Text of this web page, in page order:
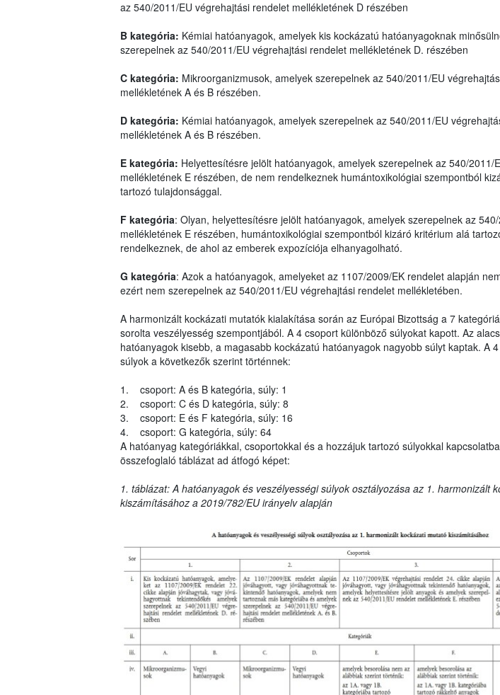
az 540/2011/EU végrehajtási rendelet mellékletének D részében
B kategória: Kémiai hatóanyagok, amelyek kis kockázatú hatóanyagoknak
szerepelnek az 540/2011/EU végrehajtási rendelet mellékletének D. részében
C kategória: Mikroorganizmusok, amelyek szerepelnek az 540/2011/EU
mellékletének A és B részében.
D kategória: Kémiai hatóanyagok, amelyek szerepelnek az 540/2011/EU
mellékletének A és B részében.
E kategória: Helyettesítésre jelölt hatóanyagok, amelyek szerepelnek az 540/2011/
mellékletének E részében, de nem rendelkeznek humántoxikológiai szempontból
tartozó tulajdonsággal.
F kategória: Olyan, helyettesítésre jelölt hatóanyagok, amelyek szerepelnek az
mellékletének E részében, humántoxikológiai szempontból kizáró kritérium alá
rendelkeznek, de ahol az emberek expozíciója elhanyagolható.
G kategória: Azok a hatóanyagok, amelyeket az 1107/2009/EK rendelet alapján
ezért nem szerepelnek az 540/2011/EU végrehajtási rendelet mellékletében.
A harmonizált kockázati mutatók kialakítása során az Európai Bizottság a 7
sorolta veszélyesség szempontjából. A 4 csoport különböző súlyokat kapott. Az
hatóanyagok kisebb, a magasabb kockázatú hatóanyagok nagyobb súlyt kaptak. A
súlyok a következők szerint történnek:
1. csoport: A és B kategória, súly: 1
2. csoport: C és D kategória, súly: 8
3. csoport: E és F kategória, súly: 16
4. csoport: G kategória, súly: 64
A hatóanyag kategóriákkal, csoportokkal és a hozzájuk tartozó súlyokkal
összefoglaló táblázat ad átfogó képet:
1. táblázat: A hatóanyagok és veszélyességi súlyok osztályozása az 1. harmonizált
kiszámításához a 2019/782/EU irányelv alapján